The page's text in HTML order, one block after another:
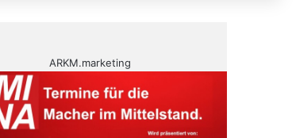
ARKM.marketing